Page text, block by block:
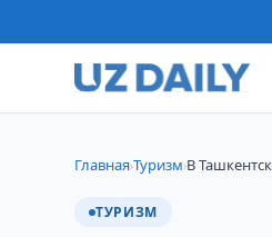
Главная›Туризм›В
ТУРИЗМ